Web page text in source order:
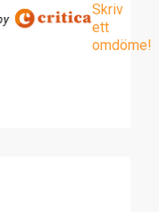
Skriv
ett
omdöme!